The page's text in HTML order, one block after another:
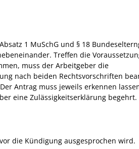
1 MuSchG und § 18
Treffen die
muss der Arbeitgeber die
nach beiden Rechtsvorschriften
Antrag muss jeweils erkennen
eine Zulässigkeitserklärung begehrt.
die Kündigung ausgesprochen wird.